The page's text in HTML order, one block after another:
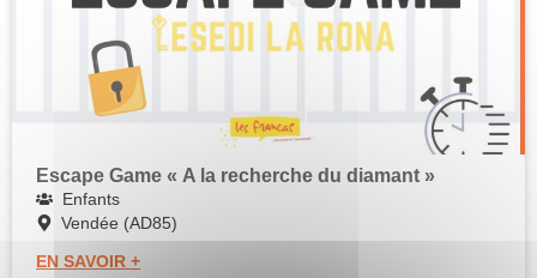
Escape Game « A la recherche du diamant »
Enfants
Vendée (AD85)
EN SAVOIR +